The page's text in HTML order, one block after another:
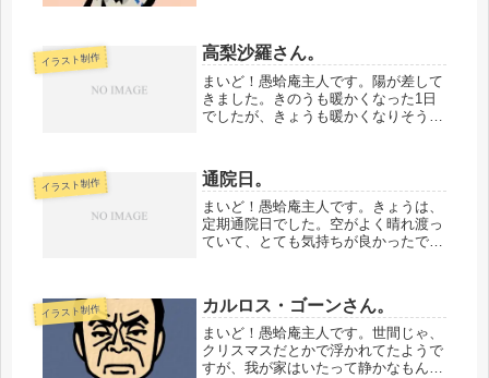
ー。あさってまでゲームがあると信じ
ましょう。そしてドジャースが勝利す
る...
イラスト制作 高梨沙羅さん。
まいど！愚蛤庵主人です。陽が差して
きました。きのうも暖かくなった1日
でしたが、きょうも暖かくなりそうで
もじわじわと進んでおりま
す。・・・・・・・・・・さて。きょ
うは、過日の...
イラスト制作 通院日。
まいど！愚蛤庵主人です。きょうは、
定期通院日でした。空がよく晴れ渡っ
ていて、とても気持ちが良かったで
い人間なので、たまには、こういうの
もいいかもしれないなあと思います。
こん...
イラスト制作 カルロス・ゴーンさん。
まいど！愚蛤庵主人です。世間じゃ、
クリスマスだとかで浮かれてたようで
すが、我が家はいたって静かなもん